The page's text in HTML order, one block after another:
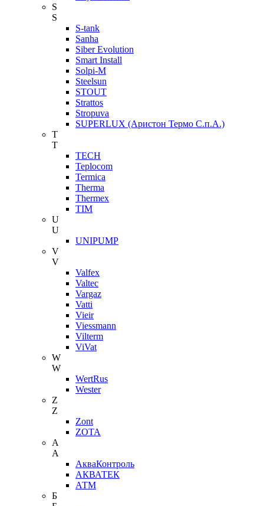
S
S
S-tank
Sanha
Siber Evolution
Smart Install
Solpi-M
Steelsun
STOUT
Strattos
Stropuva
SUPERLUX (Аристон Термо С.п.А.)
T
T
TECH
Teplocom
Termica
Therma
Thermex
TIM
U
U
UNIPUMP
V
V
Valfex
Valtec
Vargaz
Vatti
Vieir
Viessmann
Vilterm
ViVat
W
W
WertRus
Wester
Z
Z
Zont
ZOTA
А
А
АкваКонтроль
АКВАТЕК
АТМ
Б